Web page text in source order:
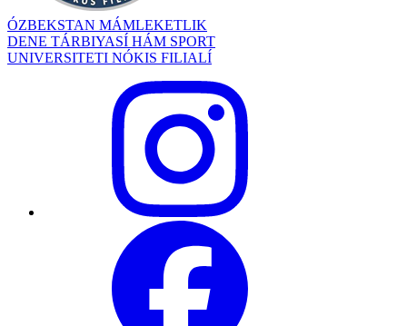
ÓZBEKSTAN MÁMLEKETLIK
DENE TÁRBIYASÍ HÁM SPORT
UNIVERSITETI NÓKIS FILIALÍ